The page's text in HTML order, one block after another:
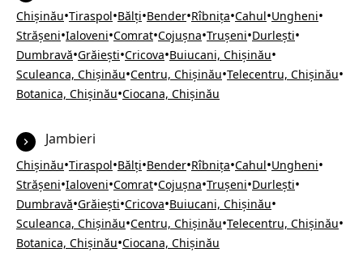
Chișinău•Tiraspol•Bălți•Bender•Rîbnița•Cahul•Ungheni•
Strășeni•Ialoveni•Comrat•Cojușna•Trușeni•Durlești•
Dumbravă•Grăiești•Cricova•Buiucani, Chișinău•
Sculeanca, Chișinău•Centru, Chișinău•Telecentru, Chișinău•
Botanica, Chișinău•Ciocana, Chișinău
Jambieri
Chișinău•Tiraspol•Bălți•Bender•Rîbnița•Cahul•Ungheni•
Strășeni•Ialoveni•Comrat•Cojușna•Trușeni•Durlești•
Dumbravă•Grăiești•Cricova•Buiucani, Chișinău•
Sculeanca, Chișinău•Centru, Chișinău•Telecentru, Chișinău•
Botanica, Chișinău•Ciocana, Chișinău